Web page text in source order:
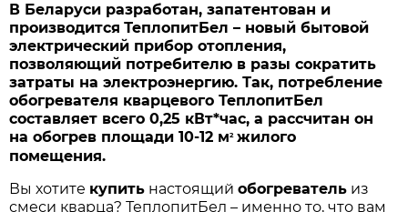
В Беларуси разработан, запатентован и
производится ТеплопитБел – новый бытовой
электрический прибор отопления,
позволяющий потребителю в разы сократить
затраты на электроэнергию. Так, потребление
обогревателя кварцевого ТеплопитБел
составляет всего 0,25 кВт*час, а рассчитан он
на обогрев площади 10-12 м2 жилого
помещения.
Вы хотите купить настоящийобогреватель из
смеси кварца? ТеплопитБел – именно то, что вам